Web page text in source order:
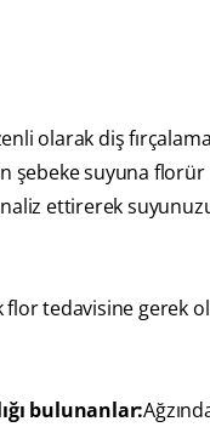
olarak diş
şebeke suyuna florür
ettirerek
flor tedavisine gerek
bulunanlar: